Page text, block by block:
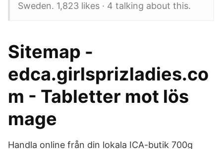
Sweden. 1,823 likes · 4 talking about this.
Sitemap -
edca.girlsprizladies.co
m - Tabletter mot lös
mage
Handla online från din lokala ICA-butik 700g